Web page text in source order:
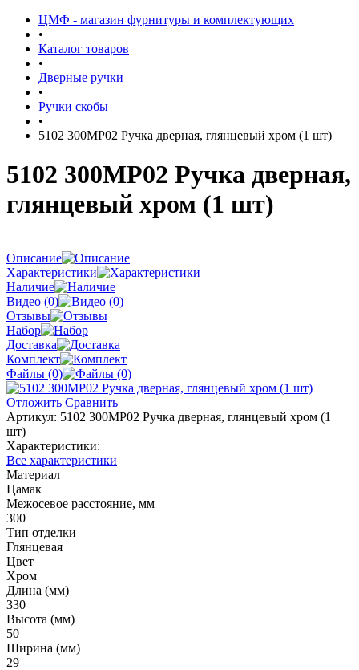
ЦМФ - магазин фурнитуры и комплектующих
•
Каталог товаров
•
Дверные ручки
•
Ручки скобы
•
5102 300MP02 Ручка дверная, глянцевый хром (1 шт)
5102 300MP02 Ручка дверная,
глянцевый хром (1 шт)
Описание
Характеристики
Наличие
Видео (0)
Отзывы
Набор
Доставка
Комплект
Файлы (0)
Отложить Сравнить
Артикул: 5102 300MP02 Ручка дверная, глянцевый хром (1
шт)
Характеристики:
Все характеристики
Материал
Цамак
Межосевое расстояние, мм
300
Тип отделки
Глянцевая
Цвет
Хром
Длина (мм)
330
Высота (мм)
50
Ширина (мм)
29